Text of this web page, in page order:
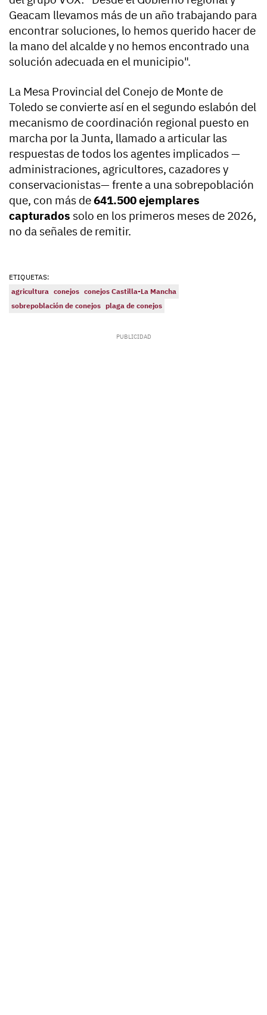
Geacam llevamos más de un año trabajando para
encontrar soluciones, lo hemos querido hacer de
la mano del alcalde y no hemos encontrado una
solución adecuada en el municipio".
La Mesa Provincial del Conejo de Monte de
Toledo se convierte así en el segundo eslabón del
mecanismo de coordinación regional puesto en
marcha por la Junta, llamado a articular las
respuestas de todos los agentes implicados —
administraciones, agricultores, cazadores y
conservacionistas— frente a una sobrepoblación
que, con más de641.500 ejemplares
capturados solo en los primeros meses de 2026,
no da señales de remitir.
ETIQUETAS:
agricultura conejos conejos Castilla-La Mancha
sobrepoblación de conejos plaga de conejos